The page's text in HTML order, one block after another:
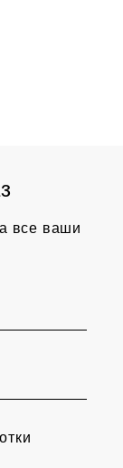
все ваши